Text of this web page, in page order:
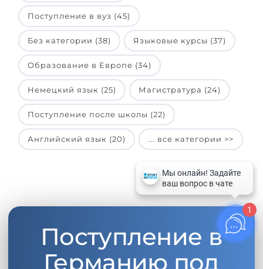
Поступление в вуз (45)
Без категории (38) Языковые курсы (37)
Образование в Европе (34)
Немецкий язык (25) Магистратура (24)
Поступление после школы (22)
Английский язык (20) ... все категории >>
Поступление в
Германию под
1